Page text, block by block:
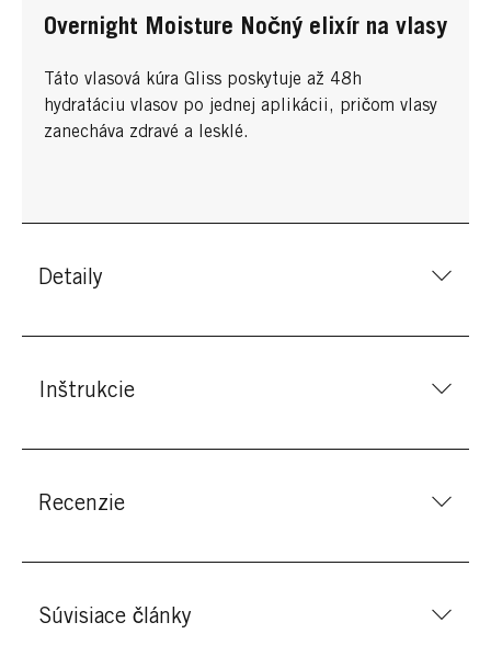
Overnight Moisture Nočný elixír na vlasy
Táto vlasová kúra Gliss poskytuje až 48h
hydratáciu vlasov po jednej aplikácii, pričom vlasy
zanecháva zdravé a lesklé.
Detaily
Inštrukcie
Recenzie
Súvisiace články